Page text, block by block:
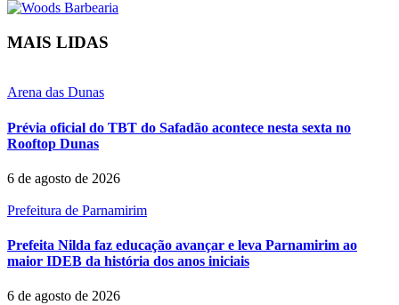
MAIS LIDAS
Arena das Dunas
Prévia oficial do TBT do Safadão acontece nesta sexta no
Rooftop Dunas
6 de agosto de 2026
Prefeitura de Parnamirim
Prefeita Nilda faz educação avançar e leva Parnamirim ao
maior IDEB da história dos anos iniciais
6 de agosto de 2026